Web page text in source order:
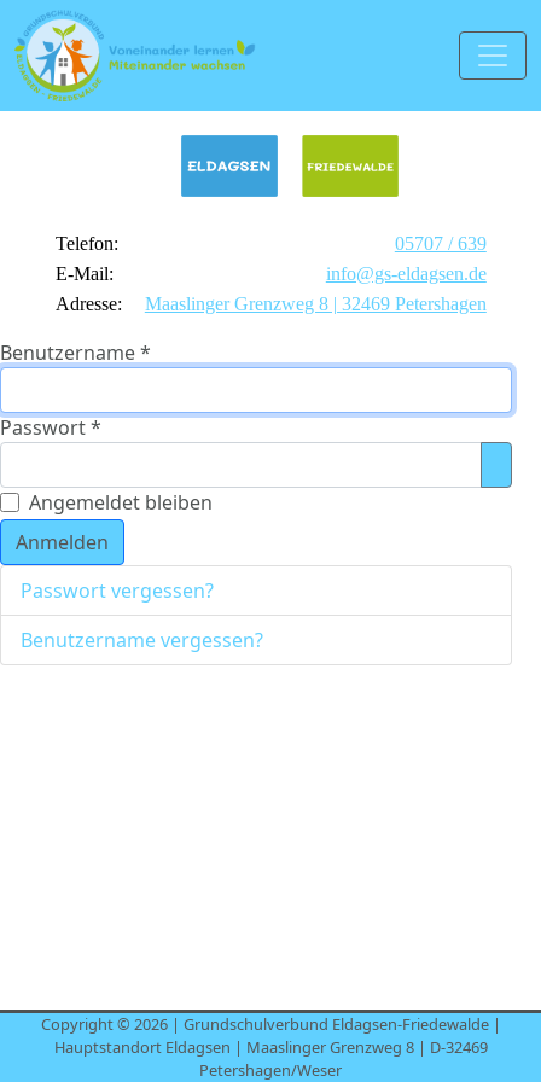
Telefon:
05707 / 639
E-Mail:
info@gs-eldagsen.de
Adresse:
Maaslinger Grenzweg 8 | 32469 Petershagen
Benutzername*
Passwort*
Angemeldet bleiben
Anmelden
Passwort vergessen?
Benutzername vergessen?
Copyright © 2026 | Grundschulverbund Eldagsen-Friedewalde |
Hauptstandort Eldagsen | Maaslinger Grenzweg 8 | D-32469
Petershagen/Weser